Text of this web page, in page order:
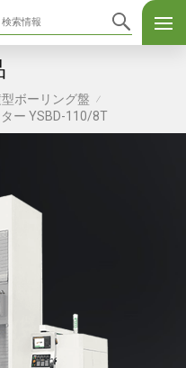
ボーリング盤 /
ー YSBD-110/8T